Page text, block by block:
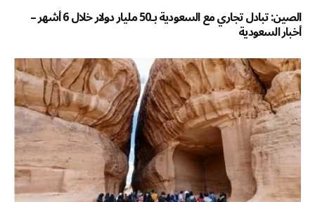
الصين: تبادل تجاري مع السعودية بـ50 مليار دولار خلال 6 أشهر –
أخبار السعودية